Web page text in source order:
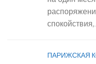
спокойствия,...
ПАРИЖСКАЯ